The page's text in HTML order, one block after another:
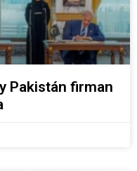
Pakistán firman